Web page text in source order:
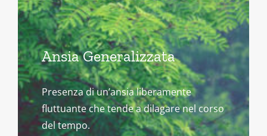
Ansia Generalizzata
Presenza di un’ansia liberamente
fluttuante che tende a dilagare nel corso
del tempo.